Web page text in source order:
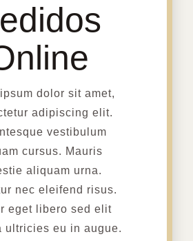
dolor sit amet,
adipiscing elit.
vestibulum
cursus. Mauris
aliquam urna.
nec eleifend risus.
eget libero sed elit
ultricies eu in augue.